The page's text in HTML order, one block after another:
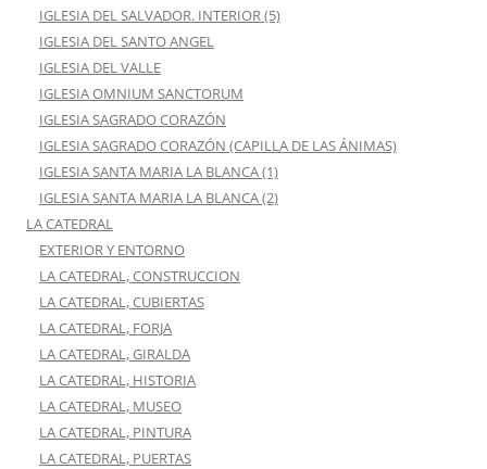
IGLESIA DEL SALVADOR. INTERIOR (5)
IGLESIA DEL SANTO ANGEL
IGLESIA DEL VALLE
IGLESIA OMNIUM SANCTORUM
IGLESIA SAGRADO CORAZÓN
IGLESIA SAGRADO CORAZÓN (CAPILLA DE LAS ÁNIMAS)
IGLESIA SANTA MARIA LA BLANCA (1)
IGLESIA SANTA MARIA LA BLANCA (2)
LA CATEDRAL
EXTERIOR Y ENTORNO
LA CATEDRAL, CONSTRUCCION
LA CATEDRAL, CUBIERTAS
LA CATEDRAL, FORJA
LA CATEDRAL, GIRALDA
LA CATEDRAL, HISTORIA
LA CATEDRAL, MUSEO
LA CATEDRAL, PINTURA
LA CATEDRAL, PUERTAS